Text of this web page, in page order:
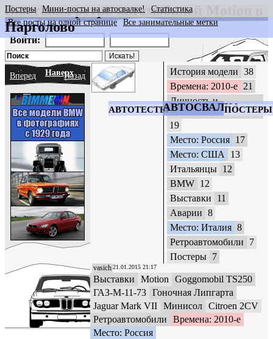
CrazyWheels
АВТОТЕСТЫАВТОСВАЛКАПОСТЕРЫ
Постеры Мини-посты на автосвалке!
Статистика
Все посты на одной странице
Все занимательные метки
Войти:
Вперед НаверхНазад История модели 38
Времена: 2010-е 21
Личность и
автомобиль
19
Место: Россия 17
Место: США
13
Итальянцы 12
BMW 12
Выставки
11
Аварии 8
Место: Италия 8
Ретроавтомобили
7
Постеры 7
vasich21.01.2015 21:17
Выставки Motion
Goggomobil TS250
ГАЗ-М-11-73 Гоночная Липгарта
Jaguar Mark VII Минисол Citroen 2CV
Ретроавтомобили
Времена: 2010-е
Место: Россия
Выставка ретро-автомобилей Motion в
Парголово